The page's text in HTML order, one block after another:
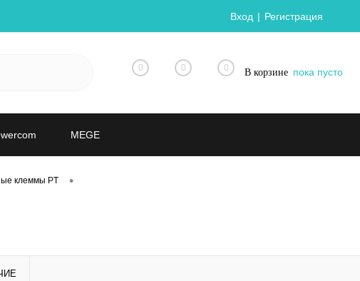
Вход Регистрация
0 0 0 В корзине пока пусто
MEGE
клеммы PT •